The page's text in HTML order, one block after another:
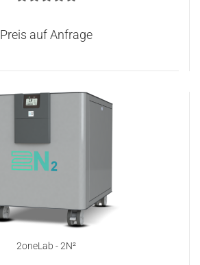
Preis auf Anfrage
2oneLab - 2N²